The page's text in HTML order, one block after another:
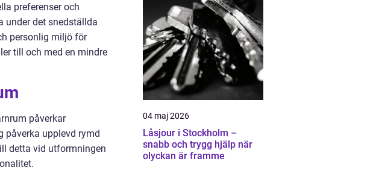
preferenser och
under det snedställda
personlig miljö för
till och med en mindre
påverkar
påverka upplevd rymd
detta vid utformningen
04 maj 2026
Låsjour i Stockholm –
snabb och trygg hjälp när
olyckan är framme